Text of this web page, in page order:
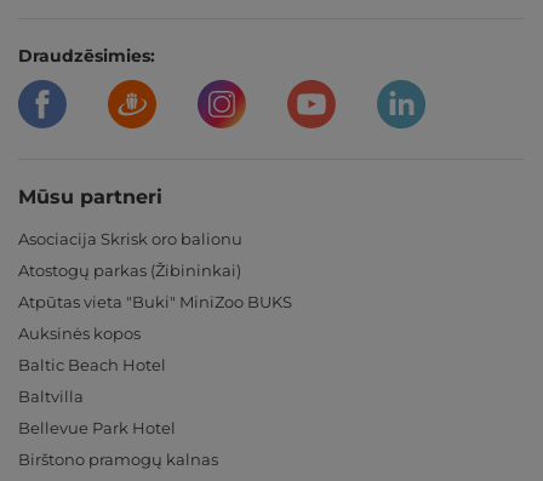
Draudzēsimies:
Mūsu partneri
Asociacija Skrisk oro balionu
Atostogų parkas (Žibininkai)
Atpūtas vieta "Buki" MiniZoo BUKS
Auksinės kopos
Baltic Beach Hotel
Baltvilla
Bellevue Park Hotel
Birštono pramogų kalnas